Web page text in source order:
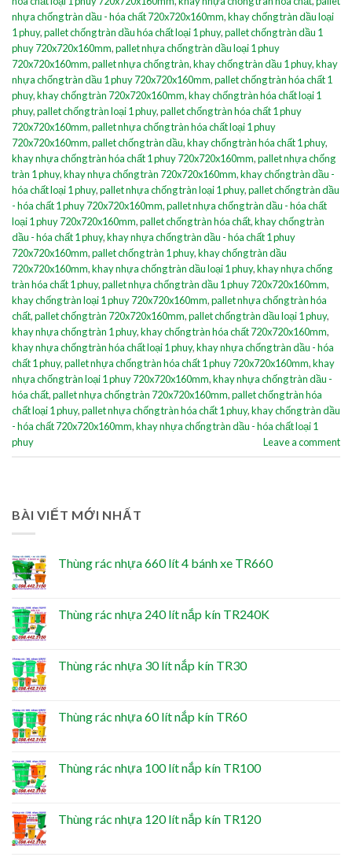
nhựa chống tràn dầu - hóa chất 720x720x160mm,khay chống tràn dầu loại
1 phuy,pallet chống tràn dầu hóa chất loại 1 phuy,pallet chống tràn dầu 1
phuy 720x720x160mm,pallet nhựa chống tràn dầu loại 1 phuy
720x720x160mm,pallet nhựa chống tràn,khay chống tràn dầu 1 phuy,khay
nhựa chống tràn dầu 1 phuy 720x720x160mm,pallet chống tràn hóa chất 1
phuy,khay chống tràn 720x720x160mm,khay chống tràn hóa chất loại 1
phuy,pallet chống tràn loại 1 phuy,pallet chống tràn hóa chất 1 phuy
720x720x160mm,pallet nhựa chống tràn hóa chất loại 1 phuy
720x720x160mm,pallet chống tràn dầu,khay chống tràn hóa chất 1 phuy,
khay nhựa chống tràn hóa chất 1 phuy 720x720x160mm,pallet nhựa chống
tràn 1 phuy,khay nhựa chống tràn 720x720x160mm,khay chống tràn dầu -
hóa chất loại 1 phuy,pallet nhựa chống tràn loại 1 phuy,pallet chống tràn dầu
- hóa chất 1 phuy 720x720x160mm,pallet nhựa chống tràn dầu - hóa chất
loại 1 phuy 720x720x160mm,pallet chống tràn hóa chất,khay chống tràn
dầu - hóa chất 1 phuy,khay nhựa chống tràn dầu - hóa chất 1 phuy
720x720x160mm,pallet chống tràn 1 phuy,khay chống tràn dầu
720x720x160mm,khay nhựa chống tràn dầu loại 1 phuy,khay nhựa chống
tràn hóa chất 1 phuy,pallet nhựa chống tràn dầu 1 phuy 720x720x160mm,
khay chống tràn loại 1 phuy 720x720x160mm,pallet nhựa chống tràn hóa
chất,pallet chống tràn 720x720x160mm,pallet chống tràn dầu loại 1 phuy,
khay nhựa chống tràn 1 phuy,khay chống tràn hóa chất 720x720x160mm,
khay nhựa chống tràn hóa chất loại 1 phuy,khay nhựa chống tràn dầu - hóa
chất 1 phuy,pallet nhựa chống tràn hóa chất 1 phuy 720x720x160mm,khay
nhựa chống tràn loại 1 phuy 720x720x160mm,khay nhựa chống tràn dầu -
hóa chất,pallet nhựa chống tràn 720x720x160mm,pallet chống tràn hóa
chất loại 1 phuy,pallet nhựa chống tràn hóa chất 1 phuy,khay chống tràn dầu
- hóa chất 720x720x160mm,khay nhựa chống tràn dầu - hóa chất loại 1
phuy
Leave a comment
BÀI VIẾT MỚI NHẤT
Thùng rác nhựa 660 lít 4 bánh xe TR660
Thùng rác nhựa 240 lít nắp kín TR240K
Thùng rác nhựa 30 lít nắp kín TR30
Thùng rác nhựa 60 lít nắp kín TR60
Thùng rác nhựa 100 lít nắp kín TR100
Thùng rác nhựa 120 lít nắp kín TR120